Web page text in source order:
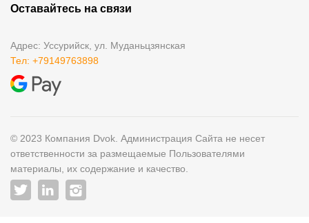
Оставайтесь на связи
Адрес: Уссурийск, ул. Муданьцзянская
Тел: +79149763898
© 2023 Компания Dvok. Администрация Сайта не несет
ответственности за размещаемые Пользователями
материалы, их содержание и качество.